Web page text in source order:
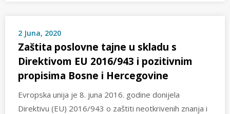
2 Juna, 2020
Zaštita poslovne tajne u skladu s
Direktivom EU 2016/943 i pozitivnim
propisima Bosne i Hercegovine
Evropska unija je 8. juna 2016. godine donijela
Direktivu (EU) 2016/943 o zaštiti neotkrivenih znanja i